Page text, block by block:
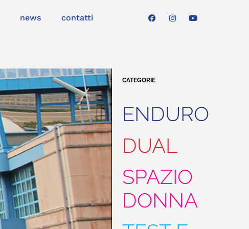
news contatti
CATEGORIE
ENDURO
DUAL
SPAZIO
DONNA